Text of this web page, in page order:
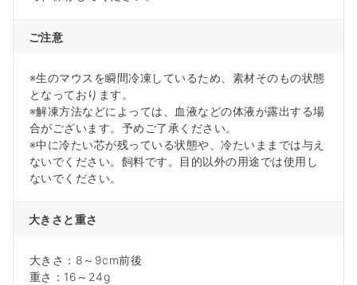
ご注意
※生のマウスを瞬間冷凍しているため、素材そのもの状態
となっております。
※解凍方法などによっては、血液などの体液が露出する場
合がございます。予めご了承ください。
※中に冷たい芯が残っている状態や、冷たいままでは与え
ないでください。飼料です。目的以外の用途では使用し
ないでください。
大きさと重さ
大きさ：8～9cm前後
重さ：16～24g